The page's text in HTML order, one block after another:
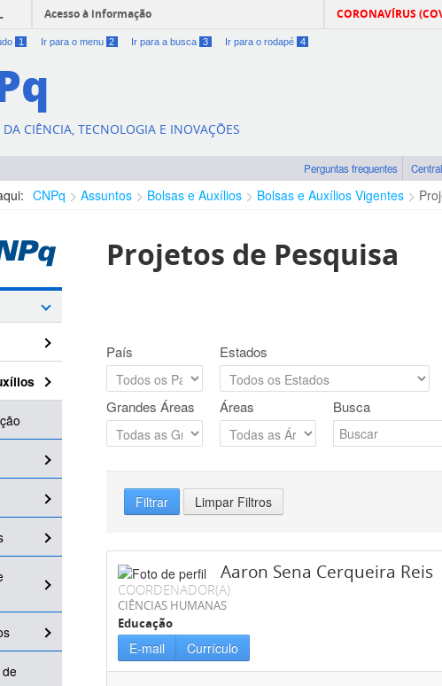
Acesso à informação CORONAVÍRUS
1 Ir para o menu 2 Ir para a busca 3 Ir para o rodapé 4
CIÊNCIA, TECNOLOGIA E INOVAÇÕES
Perguntas frequentes
CNPq Assuntos Bolsas e Auxílios Bolsas e Auxílios Vigentes
Projetos de Pesquisa
País Estados
Grandes Áreas Áreas Busca
Filtrar Limpar Filtros
Aaron Sena Cerqueira Reis
COORDENADOR(A)
CIÊNCIAS HUMANAS
Educação
E-mail Currículo